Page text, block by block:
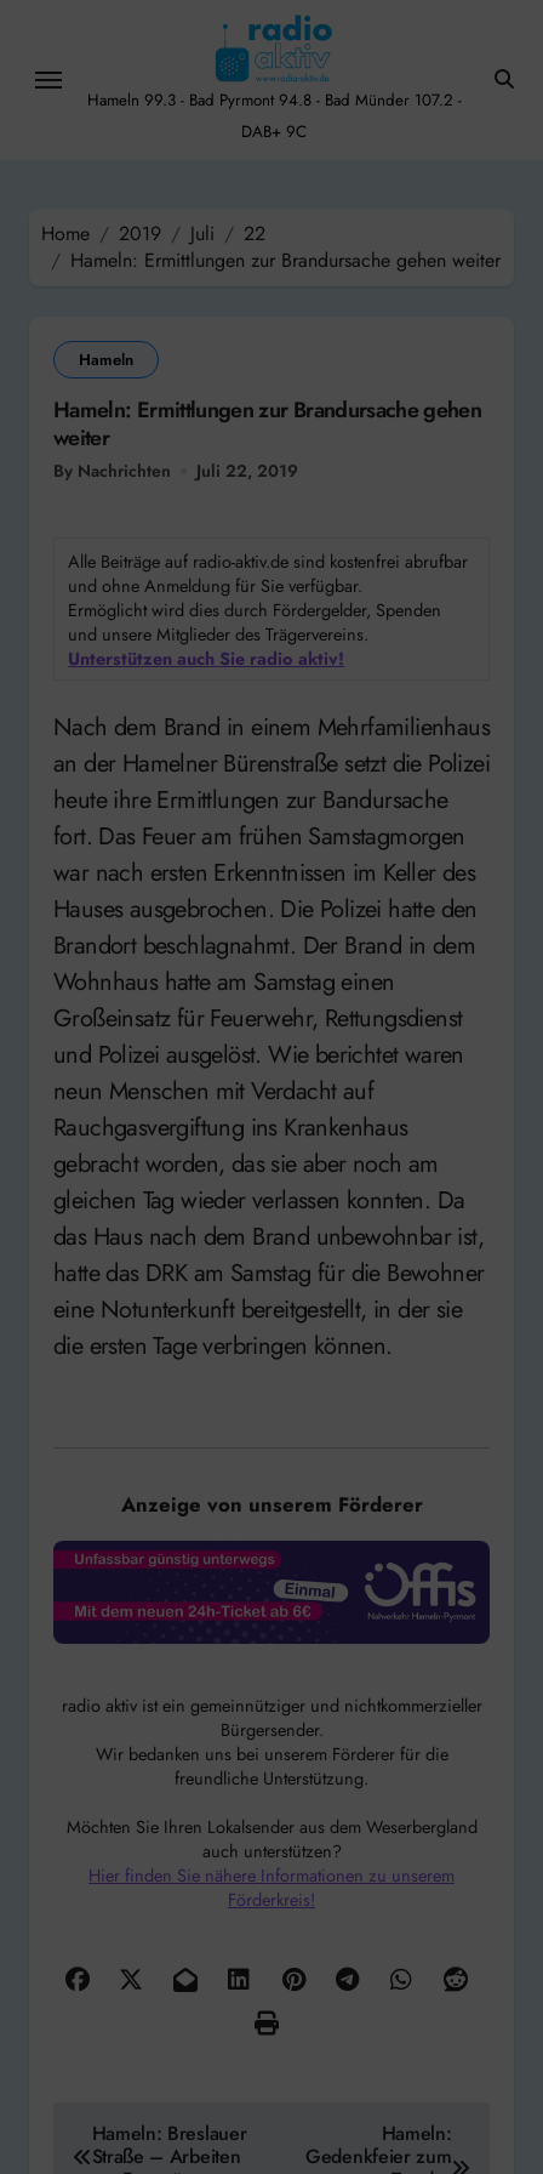
content
Hameln 99.3 - Bad Pyrmont 94.8 - Bad Münder 107.2 -
DAB+ 9C
Home 2019 Juli
22
Hameln: Ermittlungen zur Brandursache gehen weiter
Hameln
Hameln: Ermittlungen zur Brandursache gehen
weiter
By Nachrichten Juli 22, 2019
Alle Beiträge auf radio-aktiv.de sind kostenfrei abrufbar
und ohne Anmeldung für Sie verfügbar.
Ermöglicht wird dies durch Fördergelder, Spenden
und unsere Mitglieder des Trägervereins.
Unterstützen auch Sie radio aktiv!
Nach dem Brand in einem Mehrfamilienhaus
an der Hamelner Bürenstraße setzt die Polizei
heute ihre Ermittlungen zur Bandursache
fort. Das Feuer am frühen Samstagmorgen
war nach ersten Erkenntnissen im Keller des
Hauses ausgebrochen. Die Polizei hatte den
Brandort beschlagnahmt. Der Brand in dem
Wohnhaus hatte am Samstag einen
Großeinsatz für Feuerwehr, Rettungsdienst
und Polizei ausgelöst. Wie berichtet waren
neun Menschen mit Verdacht auf
Rauchgasvergiftung ins Krankenhaus
gebracht worden, das sie aber noch am
gleichen Tag wieder verlassen konnten. Da
das Haus nach dem Brand unbewohnbar ist,
hatte das DRK am Samstag für die Bewohner
eine Notunterkunft bereitgestellt, in der sie
die ersten Tage verbringen können.
Anzeige von unserem Förderer
radio aktiv ist ein gemeinnütziger und nichtkommerzieller
Bürgersender.
Wir bedanken uns bei unserem Förderer für die
freundliche Unterstützung.
Möchten Sie Ihren Lokalsender aus dem Weserbergland
auch unterstützen?
Hier finden Sie nähere Informationen zu unserem
Förderkreis!
Beitragsnavigation
Hameln: Breslauer
Straße – Arbeiten
Hameln:
Gedenkfeier zum